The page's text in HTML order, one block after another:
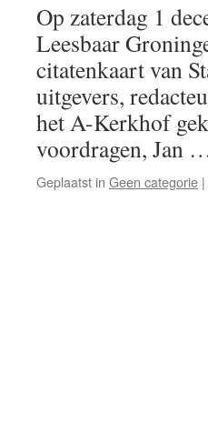
Op zaterdag 1
Leesbaar
citatenkaart van
uitgevers,
het A-Kerkhof
voordragen, Jan
Geplaatst in Geen categorie |